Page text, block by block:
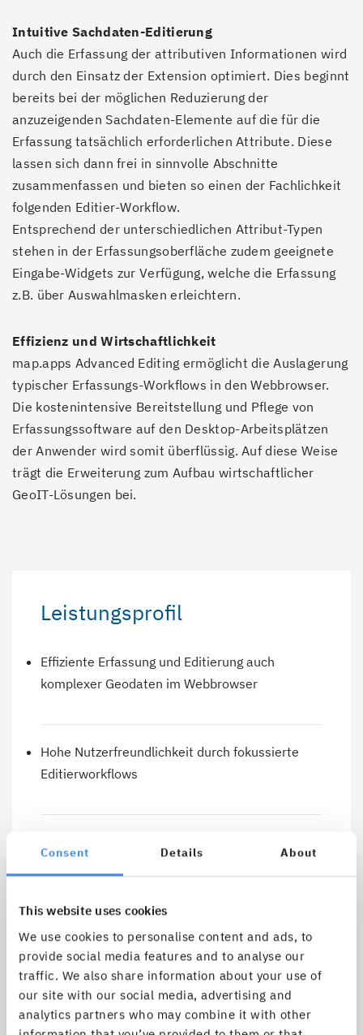
Consent Details About
This website uses cookies
We use cookies to personalise content and ads, to
provide social media features and to analyse our
traffic. We also share information about your use of
our site with our social media, advertising and
analytics partners who may combine it with other
Intuitive Sachdaten-Editierung
Auch die Erfassung der attributiven Informationen wird
durch den Einsatz der Extension optimiert. Dies beginnt
bereits bei der möglichen Reduzierung der
anzuzeigenden Sachdaten-Elemente auf die für die
Erfassung tatsächlich erforderlichen Attribute. Diese
lassen sich dann frei in sinnvolle Abschnitte
zusammenfassen und bieten so einen der Fachlichkeit
folgenden Editier-Workflow.
Entsprechend der unterschiedlichen Attribut-Typen
stehen in der Erfassungsoberfläche zudem geeignete
Eingabe-Widgets zur Verfügung, welche die Erfassung
z.B. über Auswahlmasken erleichtern.
Effizienz und Wirtschaftlichkeit
map.apps Advanced Editing ermöglicht die Auslagerung
typischer Erfassungs-Workflows in den Webbrowser.
Die kostenintensive Bereitstellung und Pflege von
Erfassungssoftware auf den Desktop-Arbeitsplätzen
der Anwender wird somit überflüssig. Auf diese Weise
trägt die Erweiterung zum Aufbau wirtschaftlicher
GeoIT-Lösungen bei.
Leistungsprofil
Effiziente Erfassung und Editierung auch
komplexer Geodaten im Webbrowser
Hohe Nutzerfreundlichkeit durch fokussierte
Editierworkflows
Geometrien anderer Layer
Umfassende Snapping-Funktionalitäten für
konsistente und fehlerfreie Geometrieerfassung
Objektdefinierende Buffer-Funktionalität (innen
/ außen)
Segmenterfassung mittels Längen- und